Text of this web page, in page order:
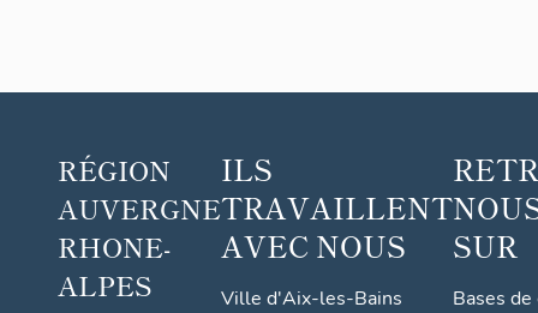
RÉGION
AUVERGNE
RHONE-
ALPES
ILS
TRAVAILLENT
AVEC NOUS
Ville d'Aix-les-Bains
SUR
Bases